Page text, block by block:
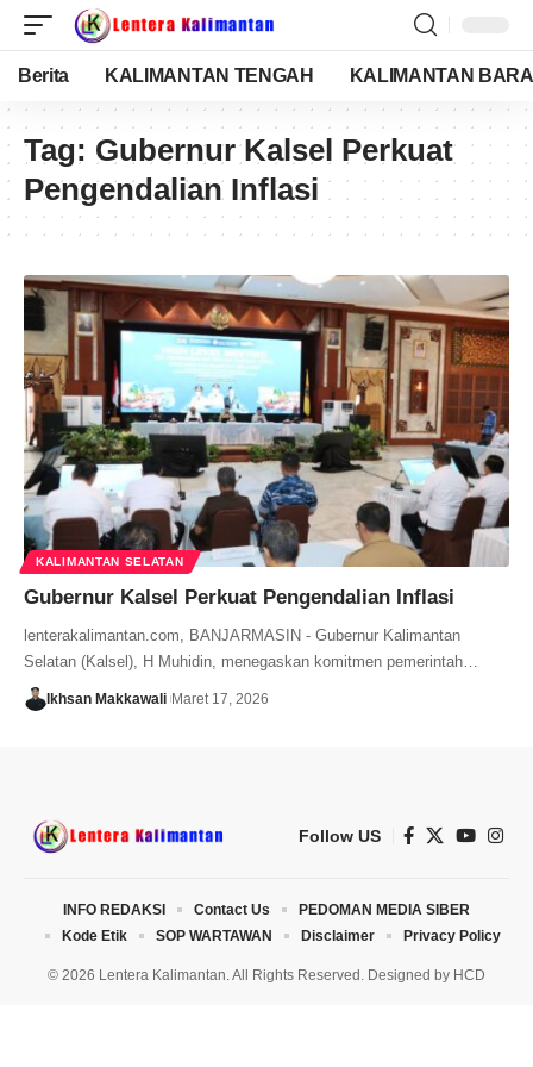
Berita KALIMANTAN TENGAH KALIMANTAN
Tag: Gubernur Kalsel Perkuat
Pengendalian Inflasi
KALIMANTAN SELATAN
Gubernur Kalsel Perkuat Pengendalian Inflasi
lenterakalimantan.com, BANJARMASIN - Gubernur Kalimantan
Selatan (Kalsel), H Muhidin, menegaskan komitmen pemerintah…
Ikhsan Makkawali Maret 17, 2026
Follow US
© 2026 Lentera Kalimantan. All Rights Reserved. Designed by HCD
INFO REDAKSI Contact Us
PEDOMAN MEDIA SIBER
Kode Etik
SOP WARTAWAN Disclaimer Privacy Policy